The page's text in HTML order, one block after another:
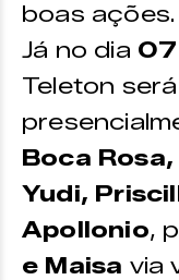
boas ações.
Já no dia 07
Teleton
Boca
Yudi,
Apollonio,
e Maisa via